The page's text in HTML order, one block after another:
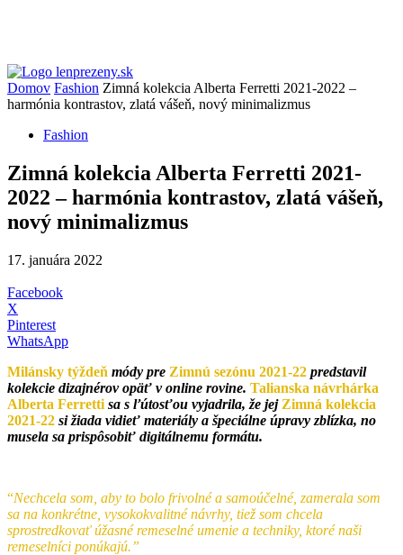
Domov Fashion Zimná kolekcia Alberta Ferretti 2021-2022 –
harmónia kontrastov, zlatá vášeň, nový minimalizmus
Fashion
Zimná kolekcia Alberta Ferretti 2021-
2022 – harmónia kontrastov, zlatá vášeň,
nový minimalizmus
17. januára 2022
Facebook
X
Pinterest
WhatsApp
Milánsky týždeň módy pre Zimnú sezónu 2021-22 predstavil
kolekcie dizajnérov opäť v online rovine. Talianska návrhárka
Alberta Ferretti sa s ľútosťou vyjadrila, že jej Zimná kolekcia
2021-22 si žiada vidieť materiály a špeciálne úpravy zblízka, no
musela sa prispôsobiť digitálnemu formátu.
“Nechcela som, aby to bolo frivolné a samoúčelné, zamerala som
sa na konkrétne, vysokokvalitné návrhy, tiež som chcela
sprostredkovať úžasné remeselné umenie a techniky, ktoré naši
remeselníci ponúkajú.”